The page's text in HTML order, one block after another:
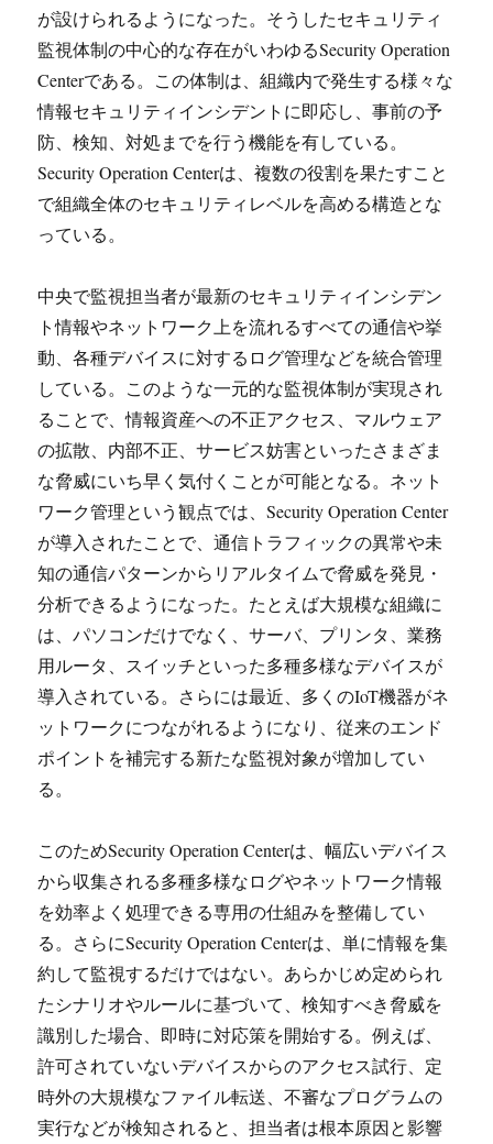
が設けられるようになった。そうしたセキュリティ
監視体制の中心的な存在がいわゆるSecurity Operation
Centerである。この体制は、組織内で発生する様々な
情報セキュリティインシデントに即応し、事前の予
防、検知、対処までを行う機能を有している。
Security Operation Centerは、複数の役割を果たすこと
で組織全体のセキュリティレベルを高める構造とな
っている。
中央で監視担当者が最新のセキュリティインシデン
ト情報やネットワーク上を流れるすべての通信や挙
動、各種デバイスに対するログ管理などを統合管理
している。このような一元的な監視体制が実現され
ることで、情報資産への不正アクセス、マルウェア
の拡散、内部不正、サービス妨害といったさまざま
な脅威にいち早く気付くことが可能となる。ネット
ワーク管理という観点では、Security Operation Center
が導入されたことで、通信トラフィックの異常や未
知の通信パターンからリアルタイムで脅威を発見・
分析できるようになった。たとえば大規模な組織に
は、パソコンだけでなく、サーバ、プリンタ、業務
用ルータ、スイッチといった多種多様なデバイスが
導入されている。さらには最近、多くのIoT機器がネ
ットワークにつながれるようになり、従来のエンド
ポイントを補完する新たな監視対象が増加してい
る。
このためSecurity Operation Centerは、幅広いデバイス
から収集される多種多様なログやネットワーク情報
を効率よく処理できる専用の仕組みを整備してい
る。さらにSecurity Operation Centerは、単に情報を集
約して監視するだけではない。あらかじめ定められ
たシナリオやルールに基づいて、検知すべき脅威を
識別した場合、即時に対応策を開始する。例えば、
許可されていないデバイスからのアクセス試行、定
時外の大規模なファイル転送、不審なプログラムの
実行などが検知されると、担当者は根本原因と影響